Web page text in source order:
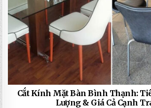
Cắt Kính Mặt Bàn Bình Thạnh:
Lượng & Giá Cả Cạnh